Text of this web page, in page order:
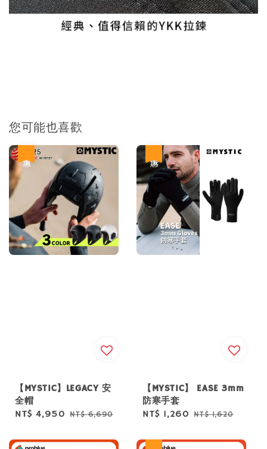
您可能也喜歡
【MYSTIC】LEGACY 安
全帽
Sale
NT$ 4,950 Regular
NT$ 6,690
【MYSTIC】 EASE 3mm
防寒手套
Sale
NT$ 1,260 Regular
NT$ 1,620